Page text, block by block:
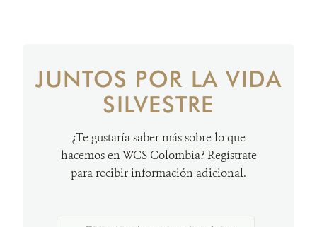
JUNTOS POR LA VIDA
SILVESTRE
¿Te gustaría saber más sobre lo que
hacemos en WCS Colombia? Regístrate
para recibir información adicional.